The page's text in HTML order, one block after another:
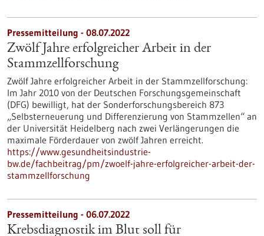
Pressemitteilung - 08.07.2022
Zwölf Jahre erfolgreicher Arbeit in der
Stammzellforschung
Zwölf Jahre erfolgreicher Arbeit in der Stammzellforschung:
Im Jahr 2010 von der Deutschen Forschungsgemeinschaft
(DFG) bewilligt, hat der Sonderforschungsbereich 873
„Selbsterneuerung und Differenzierung von Stammzellen“ an
der Universität Heidelberg nach zwei Verlängerungen die
maximale Förderdauer von zwölf Jahren erreicht.
https://www.gesundheitsindustrie-
bw.de/fachbeitrag/pm/zwoelf-jahre-erfolgreicher-arbeit-der-
stammzellforschung
Pressemitteilung - 06.07.2022
Krebsdiagnostik im Blut soll für